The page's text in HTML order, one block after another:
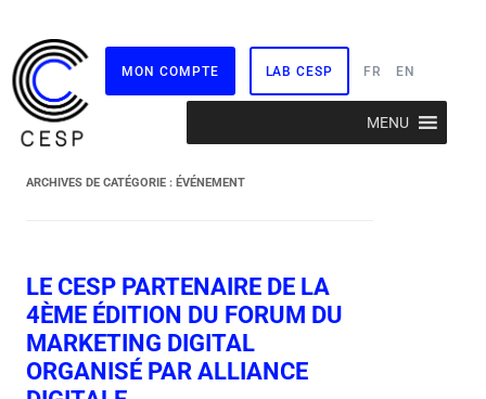
MON COMPTE LAB CESP FR EN
MENU
ARCHIVES DE CATÉGORIE : ÉVÉNEMENT
LE CESP PARTENAIRE DE LA
4ÈME ÉDITION DU FORUM DU
MARKETING DIGITAL
ORGANISÉ PAR ALLIANCE